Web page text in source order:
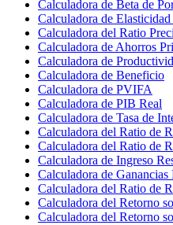
Calculadora de Beta de
Calculadora de
Calculadora del Ratio
Calculadora de Ahorros
Calculadora de
Calculadora de Beneficio
Calculadora de PVIFA
Calculadora de PIB Real
Calculadora de Tasa de
Calculadora del Ratio de
Calculadora del Ratio de
Calculadora de Ingreso
Calculadora de Ganancias
Calculadora del Ratio de
Calculadora del Retorno
Calculadora del Retorno